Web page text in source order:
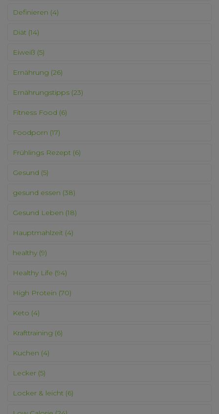
Definieren (4)
Diät (14)
Eiweiß (5)
Ernährung (26)
Ernährungstipps (23)
Fitness Food (6)
Foodporn (17)
Frühlings Rezept (6)
Gesund (5)
gesund essen (38)
Gesund Leben (18)
Hauptmahlzeit (4)
healthy (9)
Healthy Life (94)
High Protein (70)
Keto (4)
Krafttraining (6)
Kuchen (4)
Lecker (5)
Locker & leicht (6)